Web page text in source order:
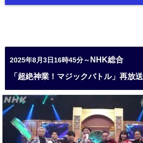
2025年8月3日16時45分～ NHK総合
「超絶神業！マジックバトル」再放送